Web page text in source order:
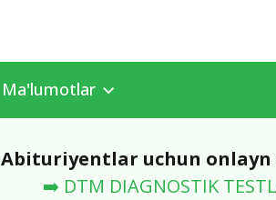
Ma'lumotlar
Abituriyentlar uchun
➡️ DTM DIAGNOSTIK